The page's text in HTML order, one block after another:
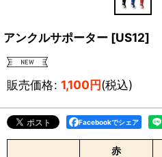
アンクルサポーター [US12]
販売価格: 1,100円(税込)
Facebookでシェア
赤